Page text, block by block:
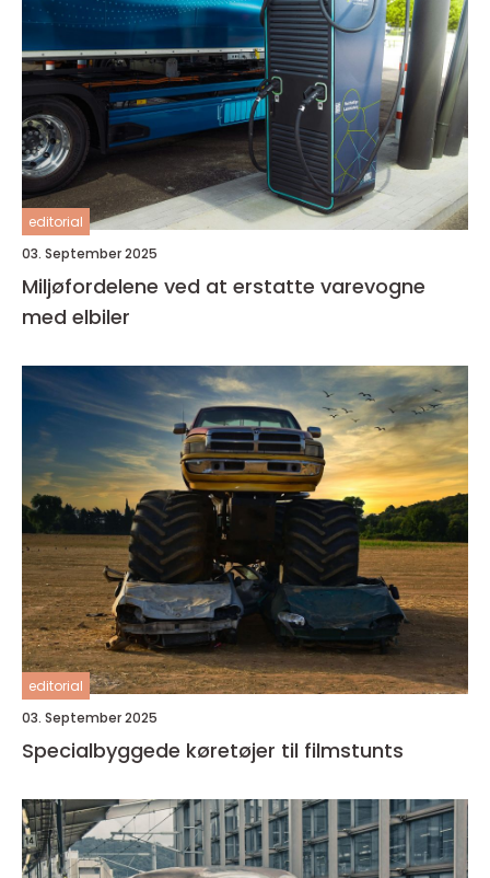
editorial
03. September 2025
Miljøfordelene ved at erstatte varevogne
med elbiler
editorial
03. September 2025
Specialbyggede køretøjer til filmstunts